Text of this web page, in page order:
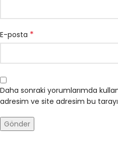
E-posta *
Daha sonraki yorumlarımda
adresim ve site adresim bu